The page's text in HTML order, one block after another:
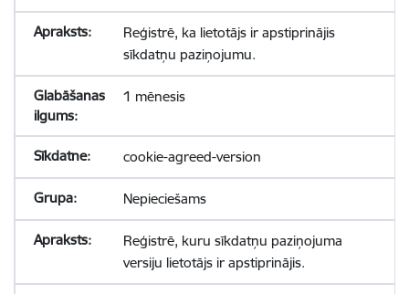
Reģistrē, ka lietotājs ir apstiprinājis
sīkdatņu paziņojumu.
1 mēnesis
cookie-agreed-version
Nepieciešams
Reģistrē, kuru sīkdatņu paziņojuma
versiju lietotājs ir apstiprinājis.